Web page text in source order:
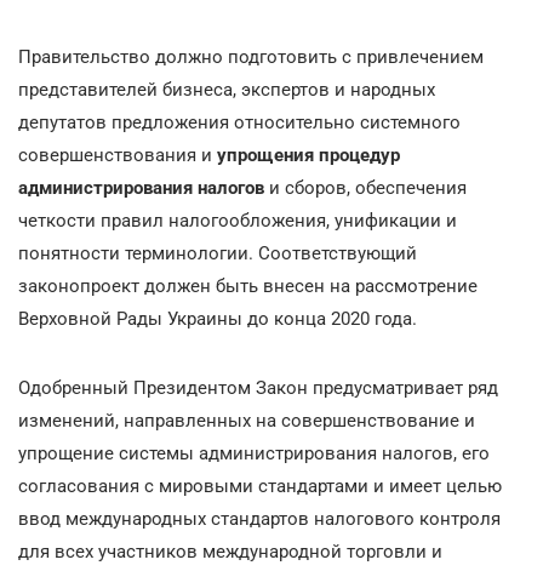
Правительство должно подготовить с привлечением
представителей бизнеса, экспертов и народных
депутатов предложения относительно системного
совершенствования и упрощения процедур
администрирования налогов и сборов, обеспечения
четкости правил налогообложения, унификации и
понятности терминологии. Соответствующий
законопроект должен быть внесен на рассмотрение
Верховной Рады Украины до конца 2020 года.
Одобренный Президентом Закон предусматривает ряд
изменений, направленных на совершенствование и
упрощение системы администрирования налогов, его
согласования с мировыми стандартами и имеет целью
ввод международных стандартов налогового контроля
для всех участников международной торговли и